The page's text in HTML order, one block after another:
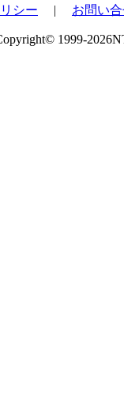
シー | お問い
1999-